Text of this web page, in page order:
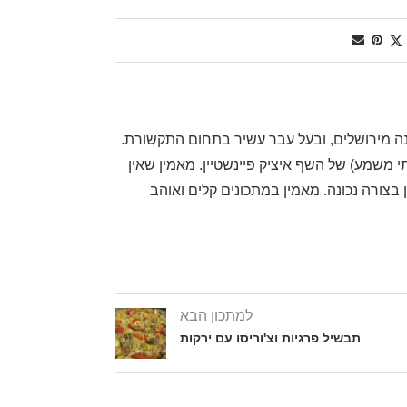
שף דרגה ראשונה מירושלים, ובעל עבר עשיר בתחום התקשורת.
של השף איציק פיינשטיין. מאמין שאין
נכונה. מאמין במתכונים קלים ואוהב
למתכון הבא
תבשיל פרגיות וצ'וריסו עם ירקות